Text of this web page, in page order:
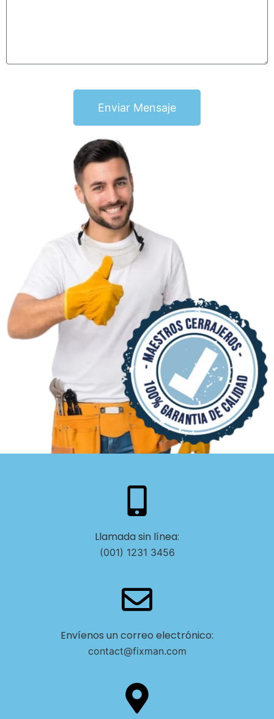
Enviar Mensaje
Llamada sin línea:
(001) 1231 3456
Envíenos un correo electrónico:
contact@fixman.com